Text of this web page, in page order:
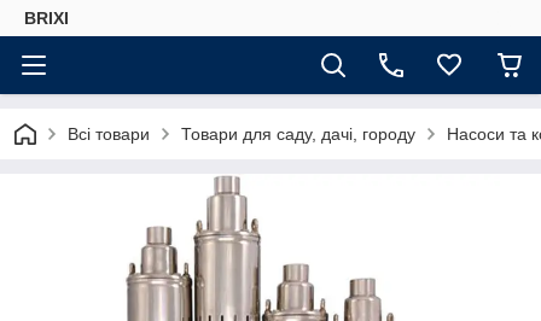
BRIXI
Всі товари Товари для саду, дачі, городу Насоси та